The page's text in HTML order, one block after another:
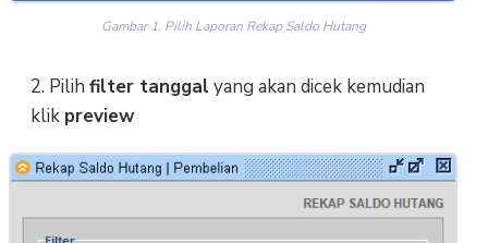
Gambar 1. Pilih Laporan Rekap Saldo Hutang
2. Pilih filter tanggal yang akan dicek kemudian
klik preview